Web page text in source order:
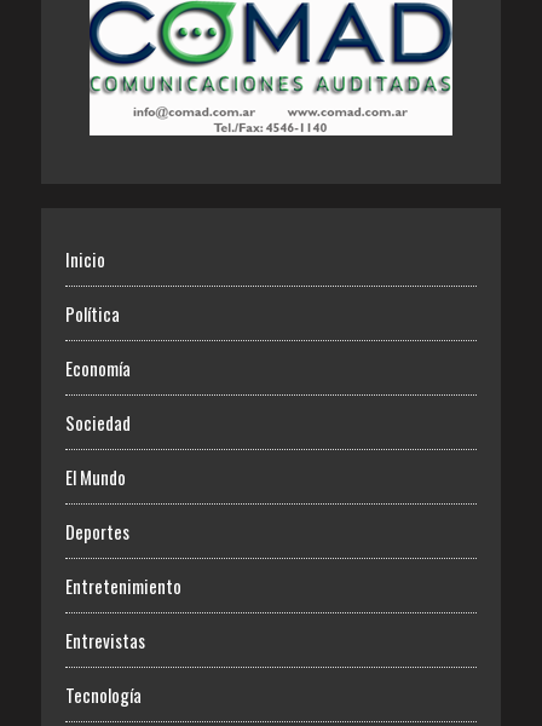
Inicio
Política
Economía
Sociedad
El Mundo
Deportes
Entretenimiento
Entrevistas
Tecnología